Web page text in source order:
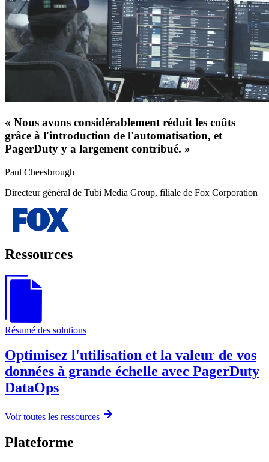
« Nous avons considérablement réduit les coûts
grâce à l'introduction de l'automatisation, et
PagerDuty y a largement contribué. »
Paul Cheesbrough
Directeur général de Tubi Media Group, filiale de Fox Corporation
Ressources
Résumé des solutions
Optimisez l'utilisation et la valeur de vos
données à grande échelle avec PagerDuty
DataOps
Voir toutes les ressources
Plateforme